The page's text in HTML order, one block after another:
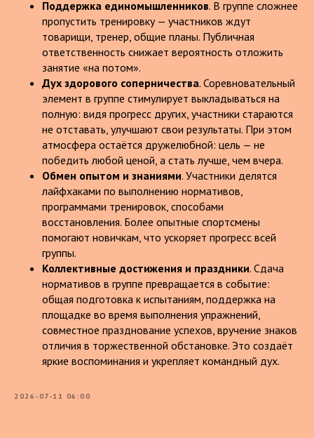
Поддержка единомышленников. В группе сложнее
пропустить тренировку — участников ждут
товарищи, тренер, общие планы. Публичная
ответственность снижает вероятность отложить
занятие «на потом».
Дух здорового соперничества. Соревновательный
элемент в группе стимулирует выкладываться на
полную: видя прогресс других, участники стараются
не отставать, улучшают свои результаты. При этом
атмосфера остаётся дружелюбной: цель — не
победить любой ценой, а стать лучше, чем вчера.
Обмен опытом и знаниями. Участники делятся
лайфхаками по выполнению нормативов,
программами тренировок, способами
восстановления. Более опытные спортсмены
помогают новичкам, что ускоряет прогресс всей
группы.
Коллективные достижения и праздники. Сдача
нормативов в группе превращается в событие:
общая подготовка к испытаниям, поддержка на
площадке во время выполнения упражнений,
совместное празднование успехов, вручение знаков
отличия в торжественной обстановке. Это создаёт
яркие воспоминания и укрепляет командный дух.
2026-07-11 06:00